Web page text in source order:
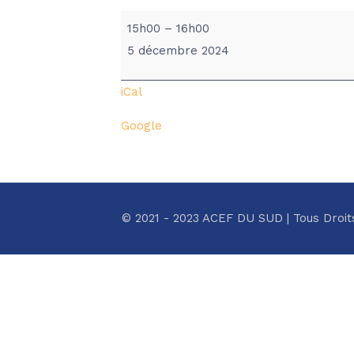
SIGNATURE
CONVENTION
&
15h00 – 16h00
5 décembre 2024
iCal
Google
© 2021 - 2023 ACEF DU SUD | Tous